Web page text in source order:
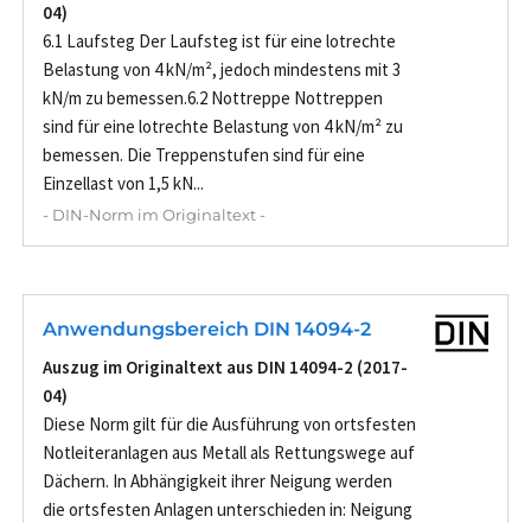
04)
6.1 Laufsteg Der Laufsteg ist für eine lotrechte
Belastung von 4 kN/m², jedoch mindestens mit 3
kN/m zu bemessen.6.2 Nottreppe Nottreppen
sind für eine lotrechte Belastung von 4 kN/m² zu
bemessen. Die Treppenstufen sind für eine
Einzellast von 1,5 kN...
- DIN-Norm im Originaltext -
Anwendungsbereich DIN 14094-2
Auszug im Originaltext aus DIN 14094-2 (2017-
04)
Diese Norm gilt für die Ausführung von ortsfesten
Notleiteranlagen aus Metall als Rettungswege auf
Dächern. In Abhängigkeit ihrer Neigung werden
die ortsfesten Anlagen unterschieden in: Neigung